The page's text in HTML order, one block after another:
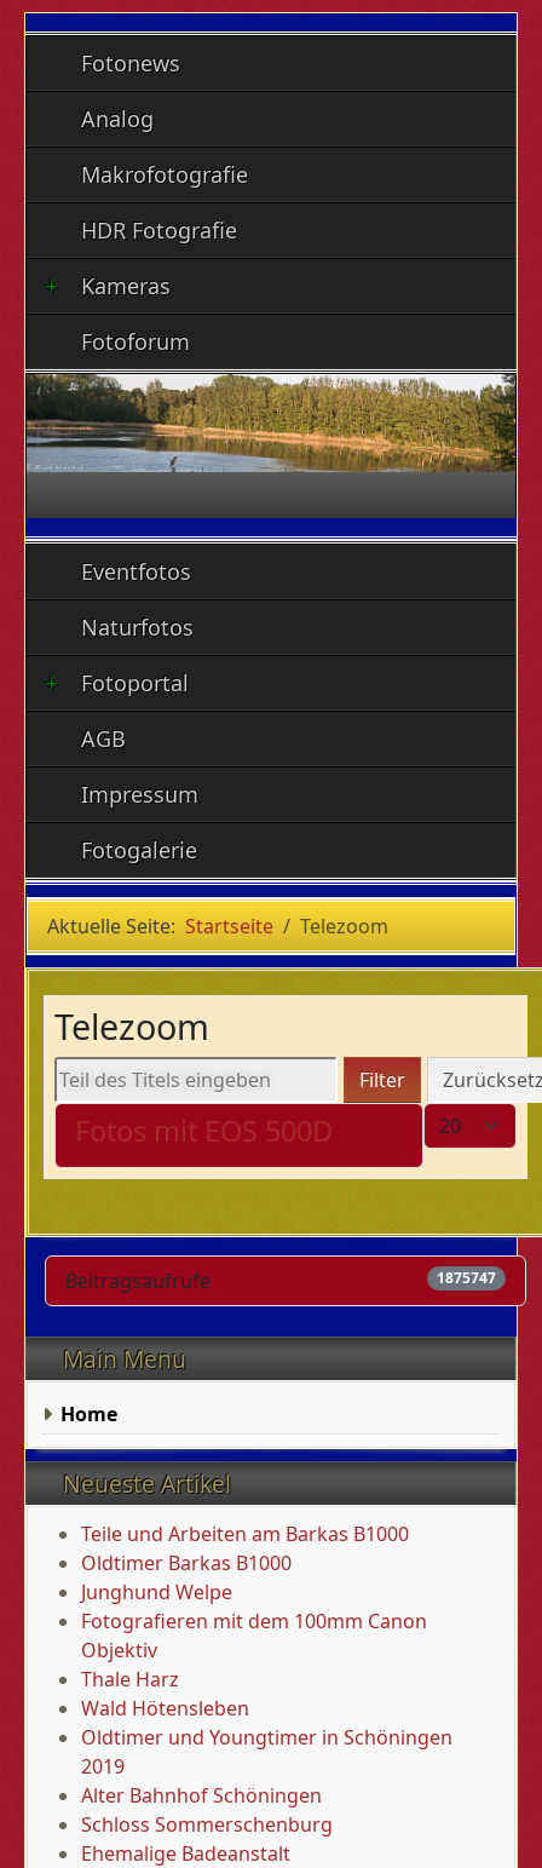
Fotonews
Analog
Makrofotografie
HDR Fotografie
Kameras
Fotoforum
Eventfotos
Naturfotos
Fotoportal
AGB
Impressum
Fotogalerie
Aktuelle Seite: Startseite Telezoom
Main Menu
Home
Neueste Artikel
Teile und Arbeiten am Barkas B1000
Oldtimer Barkas B1000
Junghund Welpe
Fotografieren mit dem 100mm Canon
Objektiv
Thale Harz
Wald Hötensleben
Oldtimer und Youngtimer in Schöningen
2019
Alter Bahnhof Schöningen
Schloss Sommerschenburg
Ehemalige Badeanstalt
Telezoom
Teil des Titels eingeben Filter
Anzeige #
Fotos mit EOS 500D
Beitragsaufrufe 1875747